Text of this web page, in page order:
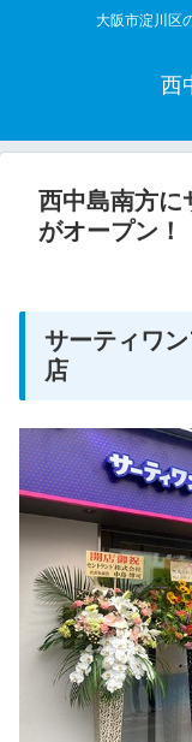
大阪市淀川区
西
西中島南方に
がオープン！
サーティワ
店